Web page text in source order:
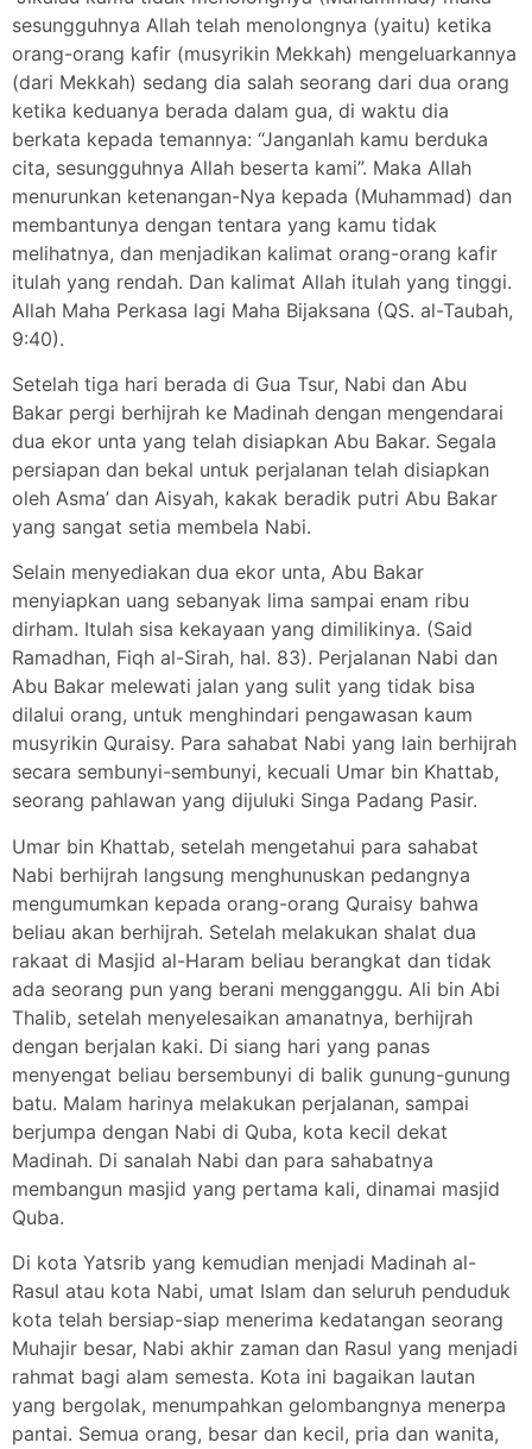
sesungguhnya Allah telah menolongnya (yaitu) ketika
orang-orang kafir (musyrikin Mekkah) mengeluarkannya
(dari Mekkah) sedang dia salah seorang dari dua orang
ketika keduanya berada dalam gua, di waktu dia
berkata kepada temannya: “Janganlah kamu berduka
cita, sesungguhnya Allah beserta kami”. Maka Allah
menurunkan ketenangan-Nya kepada (Muhammad) dan
membantunya dengan tentara yang kamu tidak
melihatnya, dan menjadikan kalimat orang-orang kafir
itulah yang rendah. Dan kalimat Allah itulah yang tinggi.
Allah Maha Perkasa lagi Maha Bijaksana (QS. al-Taubah,
9:40).
Setelah tiga hari berada di Gua Tsur, Nabi dan Abu
Bakar pergi berhijrah ke Madinah dengan mengendarai
dua ekor unta yang telah disiapkan Abu Bakar. Segala
persiapan dan bekal untuk perjalanan telah disiapkan
oleh Asma’ dan Aisyah, kakak beradik putri Abu Bakar
yang sangat setia membela Nabi.
Selain menyediakan dua ekor unta, Abu Bakar
menyiapkan uang sebanyak lima sampai enam ribu
dirham. Itulah sisa kekayaan yang dimilikinya. (Said
Ramadhan, Fiqh al-Sirah, hal. 83). Perjalanan Nabi dan
Abu Bakar melewati jalan yang sulit yang tidak bisa
dilalui orang, untuk menghindari pengawasan kaum
musyrikin Quraisy. Para sahabat Nabi yang lain berhijrah
secara sembunyi-sembunyi, kecuali Umar bin Khattab,
seorang pahlawan yang dijuluki Singa Padang Pasir.
Umar bin Khattab, setelah mengetahui para sahabat
Nabi berhijrah langsung menghunuskan pedangnya
mengumumkan kepada orang-orang Quraisy bahwa
beliau akan berhijrah. Setelah melakukan shalat dua
rakaat di Masjid al-Haram beliau berangkat dan tidak
ada seorang pun yang berani mengganggu. Ali bin Abi
Thalib, setelah menyelesaikan amanatnya, berhijrah
dengan berjalan kaki. Di siang hari yang panas
menyengat beliau bersembunyi di balik gunung-gunung
batu. Malam harinya melakukan perjalanan, sampai
berjumpa dengan Nabi di Quba, kota kecil dekat
Madinah. Di sanalah Nabi dan para sahabatnya
membangun masjid yang pertama kali, dinamai masjid
Quba.
Di kota Yatsrib yang kemudian menjadi Madinah al-
Rasul atau kota Nabi, umat Islam dan seluruh penduduk
kota telah bersiap-siap menerima kedatangan seorang
Muhajir besar, Nabi akhir zaman dan Rasul yang menjadi
rahmat bagi alam semesta. Kota ini bagaikan lautan
yang bergolak, menumpahkan gelombangnya menerpa
pantai. Semua orang, besar dan kecil, pria dan wanita,